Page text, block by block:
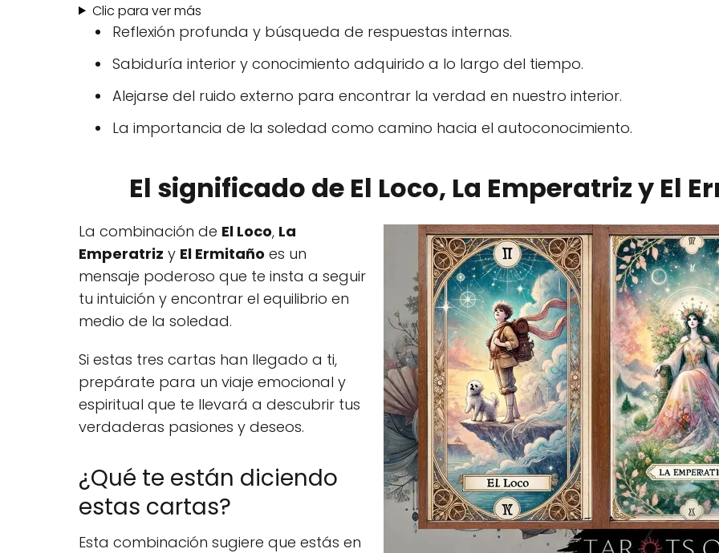
Clic para ver más
Reflexión profunda y búsqueda de respuestas internas.
Sabiduría interior y conocimiento adquirido a lo largo del tiempo.
Alejarse del ruido externo para encontrar la verdad en nuestro interior.
La importancia de la soledad como camino hacia el autoconocimiento.
El significado de El Loco, La Emperatriz y El
La combinación de El Loco, La
Emperatriz y El Ermitaño es un
mensaje poderoso que te insta a seguir
tu intuición y encontrar el equilibrio en
medio de la soledad.
Si estas tres cartas han llegado a ti,
prepárate para un viaje emocional y
espiritual que te llevará a descubrir tus
verdaderas pasiones y deseos.
¿Qué te están diciendo
estas cartas?
Esta combinación sugiere que estás en